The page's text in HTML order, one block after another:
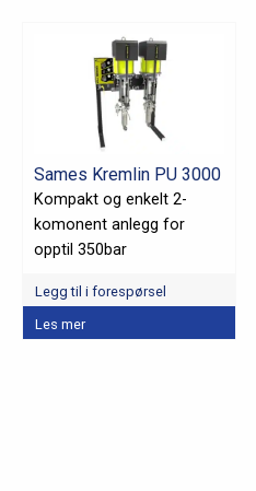
Sames Kremlin PU 3000
Kompakt og enkelt 2-
komonent anlegg for
opptil 350bar
Legg til i forespørsel
Les mer